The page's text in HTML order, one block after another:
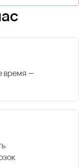
время —